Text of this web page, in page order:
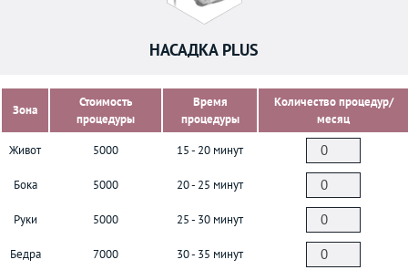
НАСАДКА PLUS
Зона
Стоимость
процедуры
Время
процедуры
Количество процедур/
месяц
Живот
5000 15 - 20 минут
Бока 5000 20 - 25 минут
Руки 5000 25 - 30 минут
Бедра 7000 30 - 35 минут